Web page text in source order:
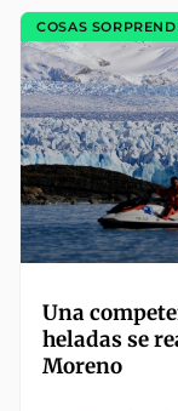
COSAS
Una
heladas se
Moreno